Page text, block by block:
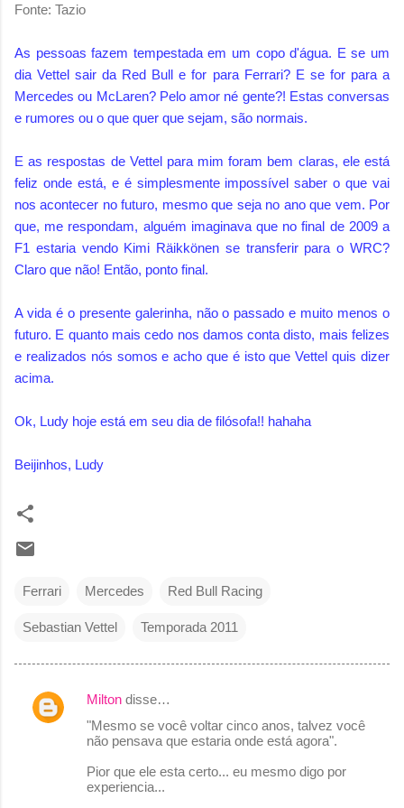
Fonte: Tazio
As pessoas fazem tempestada em um copo d'água. E se um
dia Vettel sair da Red Bull e for para Ferrari? E se for para a
Mercedes ou McLaren? Pelo amor né gente?! Estas conversas
e rumores ou o que quer que sejam, são normais.
E as respostas de Vettel para mim foram bem claras, ele está
feliz onde está, e é simplesmente impossível saber o que vai
nos acontecer no futuro, mesmo que seja no ano que vem. Por
que, me respondam, alguém imaginava que no final de 2009 a
F1 estaria vendo Kimi Räikkönen se transferir para o WRC?
Claro que não! Então, ponto final.
A vida é o presente galerinha, não o passado e muito menos o
futuro. E quanto mais cedo nos damos conta disto, mais felizes
e realizados nós somos e acho que é isto que Vettel quis dizer
acima.
Ok, Ludy hoje está em seu dia de filósofa!! hahaha
Beijinhos, Ludy
Ferrari Mercedes Red Bull Racing
Sebastian Vettel Temporada 2011
C
Milton disse…
"Mesmo se você voltar cinco anos, talvez você
não pensava que estaria onde está agora".
Pior que ele esta certo... eu mesmo digo por
experiencia...